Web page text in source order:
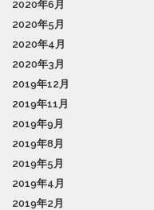
2020年6月
2020年5月
2020年4月
2020年3月
2019年12月
2019年11月
2019年9月
2019年8月
2019年5月
2019年4月
2019年2月